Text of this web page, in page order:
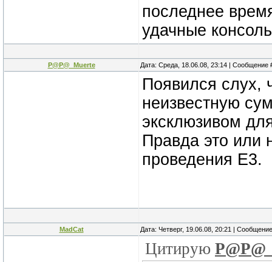
последнее
удачные
P@P@_Muerte Дата: Среда, 18.06.08, 23:14 | Сообщение
Появился слух,
неизвестную
эксклюзивом
Правда это или
проведения Е3.
MadCat Дата: Четверг, 19.06.08, 20:21 |
Цитирую